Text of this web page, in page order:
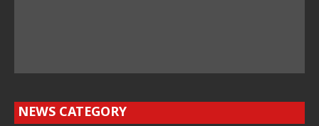
NEWS CATEGORY